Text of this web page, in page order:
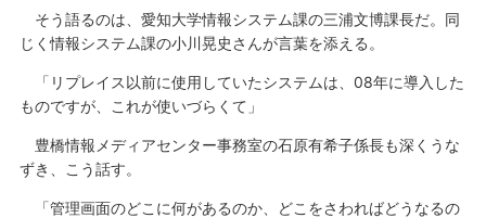
そう語るのは、愛知大学情報システム課の三浦文博課長だ。同
じく情報システム課の小川晃史さんが言葉を添える。
「リプレイス以前に使用していたシステムは、08年に導入した
ものですが、これが使いづらくて」
豊橋情報メディアセンター事務室の石原有希子係長も深くうな
ずき、こう話す。
「管理画面のどこに何があるのか、どこをさわればどうなるの